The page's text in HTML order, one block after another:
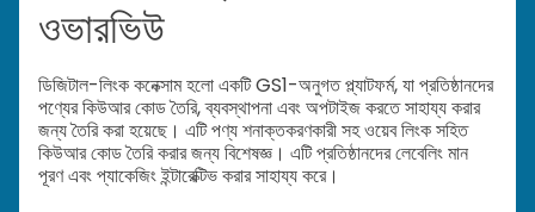
ওভারভিউ
ডিজিটাল-লিংক কনেক্সাম হলো একটি GS1-অনুগত প্ল্যাটফর্ম, যা প্রতিষ্ঠানদের
পণ্যের কিউআর কোড তৈরি, ব্যবস্থাপনা এবং অপটাইজ করতে সাহায্য করার
জন্য তৈরি করা হয়েছে। এটি পণ্য শনাক্তকরণকারী সহ ওয়েব লিংক সহিত
কিউআর কোড তৈরি করার জন্য বিশেষজ্ঞ। এটি প্রতিষ্ঠানদের লেবেলিং মান
পূরণ এবং প্যাকেজিং ইন্টারেক্টিভ করার সাহায্য করে।